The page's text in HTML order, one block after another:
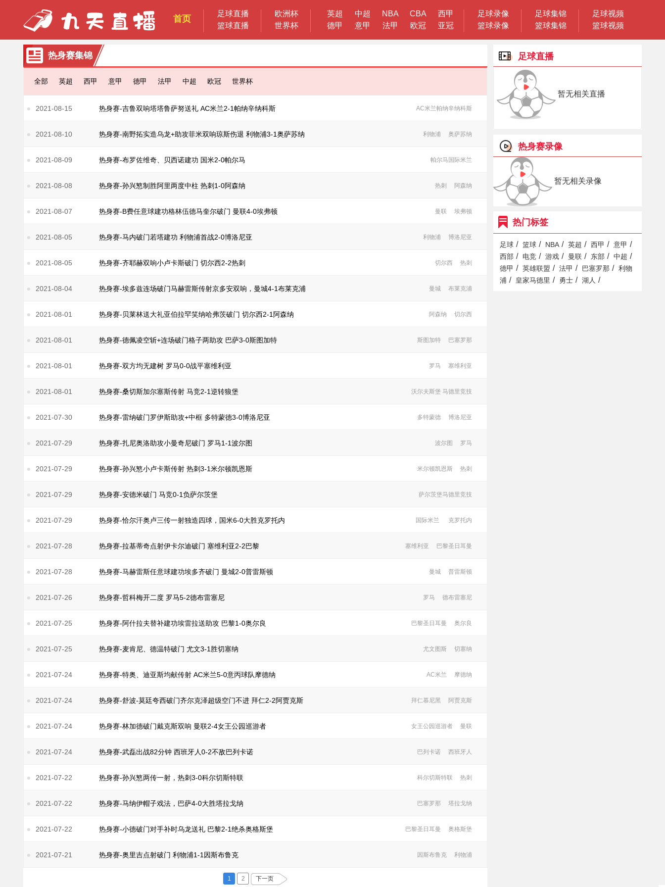
首页
足球直播
篮球直播
欧洲杯
世界杯
英超 中超 NBA CBA
西甲
德甲
意甲 法甲 欧冠 亚冠
足球录像
篮球录像
足球集锦
篮球集锦
足球视频
篮球视频
热身赛集锦
全部 英超 西甲 意甲 德甲 法甲 中超 欧冠 世界杯
2021-08-15 热身赛-吉鲁双响塔塔鲁萨努送礼 AC米兰2-1帕纳辛纳科斯 AC米兰帕纳辛纳科斯
2021-08-10 热身赛-南野拓实造乌龙+助攻菲米双响琼斯伤退 利物浦3-1奥萨苏纳 利物浦 奥萨苏纳
2021-08-09 热身赛-布罗佐维奇、贝西诺建功 国米2-0帕尔马 帕尔马 国际米兰
2021-08-08 热身赛-孙兴慜制胜阿里两度中柱 热刺1-0阿森纳 热刺 阿森纳
2021-08-07 热身赛-B费任意球建功格林伍德马奎尔破门 曼联4-0埃弗顿 曼联 埃弗顿
2021-08-05 热身赛-马内破门若塔建功 利物浦首战2-0博洛尼亚 利物浦 博洛尼亚
2021-08-05 热身赛-齐耶赫双响小卢卡斯破门 切尔西2-2热刺 切尔西 热刺
2021-08-04 热身赛-埃多兹连场破门马赫雷斯传射京多安双响，曼城4-1布莱克浦 曼城 布莱克浦
2021-08-01 热身赛-贝莱林送大礼亚伯拉罕笑纳哈弗茨破门 切尔西2-1阿森纳 阿森纳 切尔西
2021-08-01 热身赛-德佩凌空斩+连场破门格子两助攻 巴萨3-0斯图加特 斯图加特 巴塞罗那
2021-08-01 热身赛-双方均无建树 罗马0-0战平塞维利亚 罗马 塞维利亚
2021-08-01 热身赛-桑切斯加尔塞斯传射 马竞2-1逆转狼堡 沃尔夫斯堡 马德里竞技
2021-07-30 热身赛-雷纳破门罗伊斯助攻+中框 多特蒙德3-0博洛尼亚 多特蒙德 博洛尼亚
2021-07-29 热身赛-扎尼奥洛助攻小曼奇尼破门 罗马1-1波尔图 波尔图 罗马
2021-07-29 热身赛-孙兴慜小卢卡斯传射 热刺3-1米尔顿凯恩斯 米尔顿凯恩斯 热刺
2021-07-29 热身赛-安德米破门 马竞0-1负萨尔茨堡 萨尔茨堡马德里竞技
2021-07-29 热身赛-恰尔汗奥卢三传一射独造四球，国米6-0大胜克罗托内 国际米兰 克罗托内
2021-07-28 热身赛-拉基蒂奇点射伊卡尔迪破门 塞维利亚2-2巴黎 塞维利亚 巴黎圣日耳曼
2021-07-28 热身赛-马赫雷斯任意球建功埃多齐破门 曼城2-0普雷斯顿 曼城 普雷斯顿
2021-07-26 热身赛-哲科梅开二度 罗马5-2德布雷塞尼 罗马 德布雷塞尼
2021-07-25 热身赛-阿什拉夫替补建功埃雷拉送助攻 巴黎1-0奥尔良 巴黎圣日耳曼 奥尔良
2021-07-25 热身赛-麦肯尼、德温特破门 尤文3-1胜切塞纳 尤文图斯 切塞纳
2021-07-24 热身赛-特奥、迪亚斯均献传射 AC米兰5-0意丙球队摩德纳 AC米兰 摩德纳
2021-07-24 热身赛-舒波-莫廷夸西破门齐尔克泽超级空门不进 拜仁2-2阿贾克斯 拜仁慕尼黑 阿贾克斯
2021-07-24 热身赛-林加德破门戴克斯双响 曼联2-4女王公园巡游者 女王公园巡游者 曼联
2021-07-24 热身赛-武磊出战82分钟 西班牙人0-2不敌巴列卡诺 巴列卡诺 西班牙人
2021-07-22 热身赛-孙兴慜两传一射，热刺3-0科尔切斯特联 科尔切斯特联 热刺
2021-07-22 热身赛-马纳伊帽子戏法，巴萨4-0大胜塔拉戈纳 巴塞罗那 塔拉戈纳
2021-07-22 热身赛-小德破门对手补时乌龙送礼 巴黎2-1绝杀奥格斯堡 巴黎圣日耳曼 奥格斯堡
2021-07-21 热身赛-奥里吉点射破门 利物浦1-1因斯布鲁克 因斯布鲁克 利物浦
1 2 下一页
足球直播
暂无相关直播
热身赛录像
暂无相关录像
热门标签
足球 / 篮球 / NBA / 英超 / 西甲 / 意甲 /
西部 / 电竞 / 游戏 / 曼联 / 东部 / 中超 /
德甲 / 英雄联盟 / 法甲 / 巴塞罗那 / 利物
浦 / 皇家马德里 / 勇士 / 湖人 /